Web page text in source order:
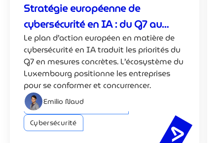
Stratégie européenne de
cybersécurité en IA : du G7 au
Luxembourg
Le plan d’action européen en matière de
cybersécurité en IA traduit les priorités du
G7 en mesures concrètes. L’écosystème du
Luxembourg positionne les entreprises
pour se conformer et concurrencer.
Emilio Naud
Cybersécurité
Intelligence artificielle (IA)